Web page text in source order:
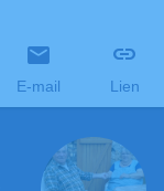
E-mail Lien